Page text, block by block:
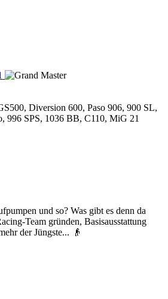
Diversion 600, Paso 906, 900 SL,
996 SPS, 1036 BB, C110, MiG 21
und so? Was gibt es denn da
Team gründen, Basisausstattung
der Jüngste...
👴